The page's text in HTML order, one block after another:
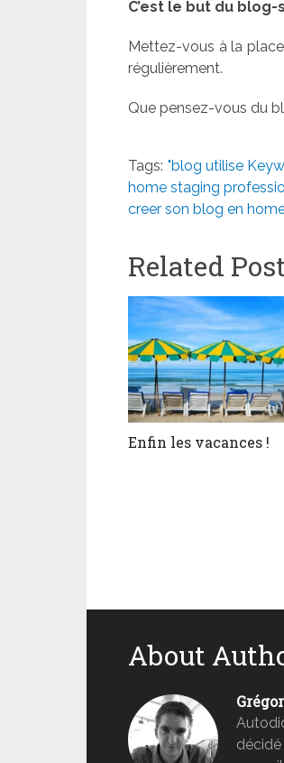
C’est le but du blog-
Mettez-vous à la
régulièrement.
Que pensez-vous du
Tags: "blog utilise
home staging
creer son blog en
Related
Enfin les vacances !
About